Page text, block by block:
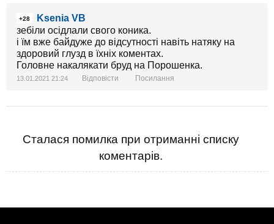
+28
Ksenia VB
зебіли осідлали свого коника.
і їм вже байдуже до відсутності навіть натяку на
здоровий глузд в їхніх коментах.
Головне накалякати бруд на Порошенка.
13.01.2021 21:24 Відповісти Посилання
Сталася помилка при отриманні списку
коментарів.